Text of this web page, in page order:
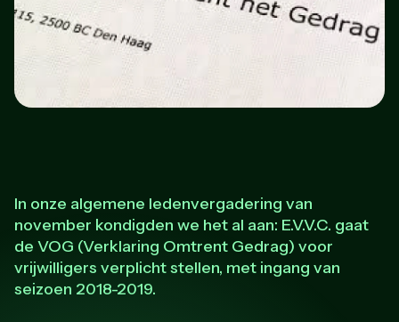
In onze algemene ledenvergadering van
november kondigden we het al aan: E.V.V.C. gaat
de VOG (Verklaring Omtrent Gedrag) voor
vrijwilligers verplicht stellen, met ingang van
seizoen 2018-2019.